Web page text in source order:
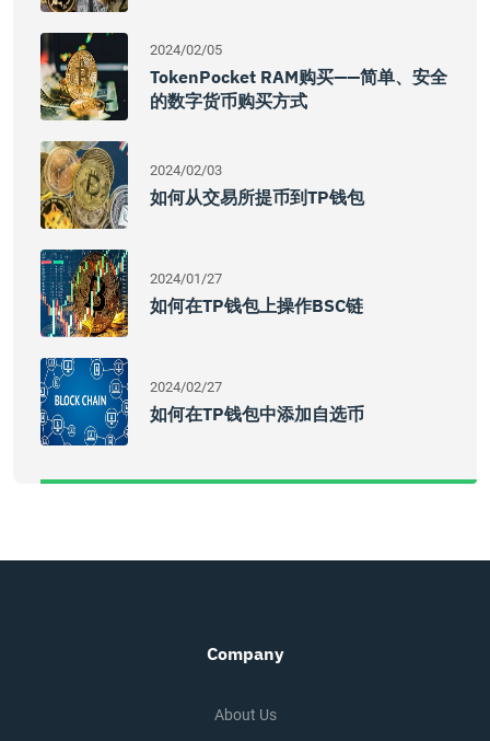
2024/02/05
TokenPocket RAM购买——简单、安全
的数字货币购买方式
2024/02/03
如何从交易所提币到TP钱包
2024/01/27
如何在TP钱包上操作BSC链
2024/02/27
如何在TP钱包中添加自选币
Company
About Us